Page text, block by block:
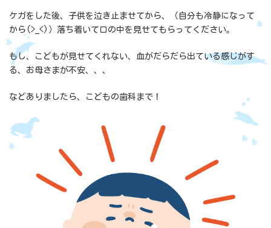
ケガをした後、子供を泣き止ませてから、（自分も冷静になって
から(>_<)）落ち着いて口の中を見せてもらってください。
もし、こどもが見せてくれない、血がだらだら出ている感じがす
る、お母さまが不安、、、
などありましたら、こどもの歯科まで！